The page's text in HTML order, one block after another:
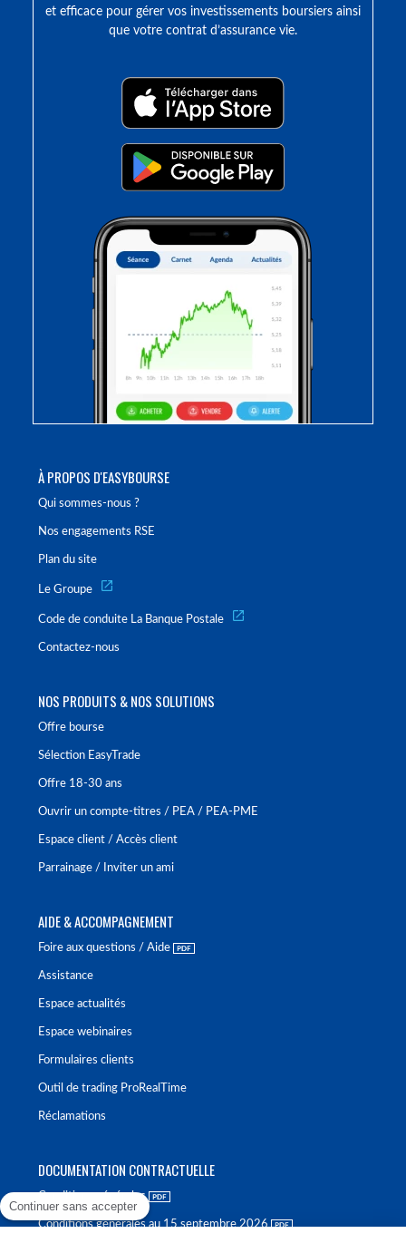
À PROPOS D'EASYBOURSE
Qui sommes-nous ?
Nos engagements RSE
Plan du site
Le Groupe
Code de conduite La Banque Postale
Contactez-nous
NOS PRODUITS & NOS SOLUTIONS
Offre bourse
Sélection EasyTrade
Offre 18-30 ans
Ouvrir un compte-titres / PEA / PEA-PME
Espace client / Accès client
Parrainage / Inviter un ami
AIDE & ACCOMPAGNEMENT
Foire aux questions / Aide
Assistance
Espace actualités
Espace webinaires
Formulaires clients
Outil de trading ProRealTime
Réclamations
DOCUMENTATION CONTRACTUELLE
Conditions générales
Conditions générales au 15 septembre 2026
et efficace pour gérer vos investissements boursiers ainsi
que votre contrat d’assurance vie.
Continuer sans accepter